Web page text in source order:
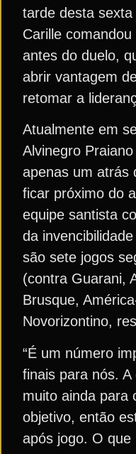
tarde desta
Carille
antes do duelo,
abrir vantagem
retomar a
Atualmente em
Alvinegro
apenas um atrás
ficar próximo do
equipe santista
da
são sete jogos
(contra Guarani,
Brusque,
Novorizontino,
“É um número
finais para nós.
muito ainda para
objetivo, então
após jogo. O